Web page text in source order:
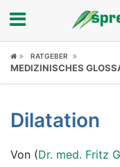
Fokus
Symptome
Untersuchungen
RATGEBER
MEDIZINISCHES
Dilatation
Von (Dr. med. Fritz